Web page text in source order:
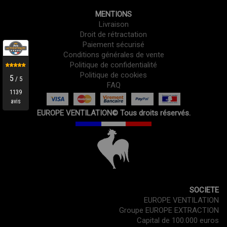
MENTIONS
Livraison
Droit de rétractation
Paiement sécurisé
Conditions générales de vente
Politique de confidentialité
Politique de cookies
FAQ
EUROPE VENTILATION© Tous droits réservés.
SOCIETE
EUROPE VENTILATION
Groupe EUROPE EXTRACTION
Capital de 100.000 euros